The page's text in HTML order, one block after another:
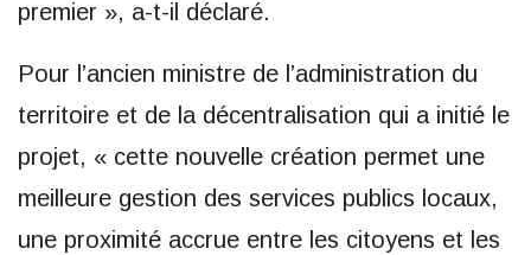
premier », a-t-il déclaré.
Pour l’ancien ministre de l’administration du
territoire et de la décentralisation qui a initié le
projet, « cette nouvelle création permet une
meilleure gestion des services publics locaux,
une proximité accrue entre les citoyens et les